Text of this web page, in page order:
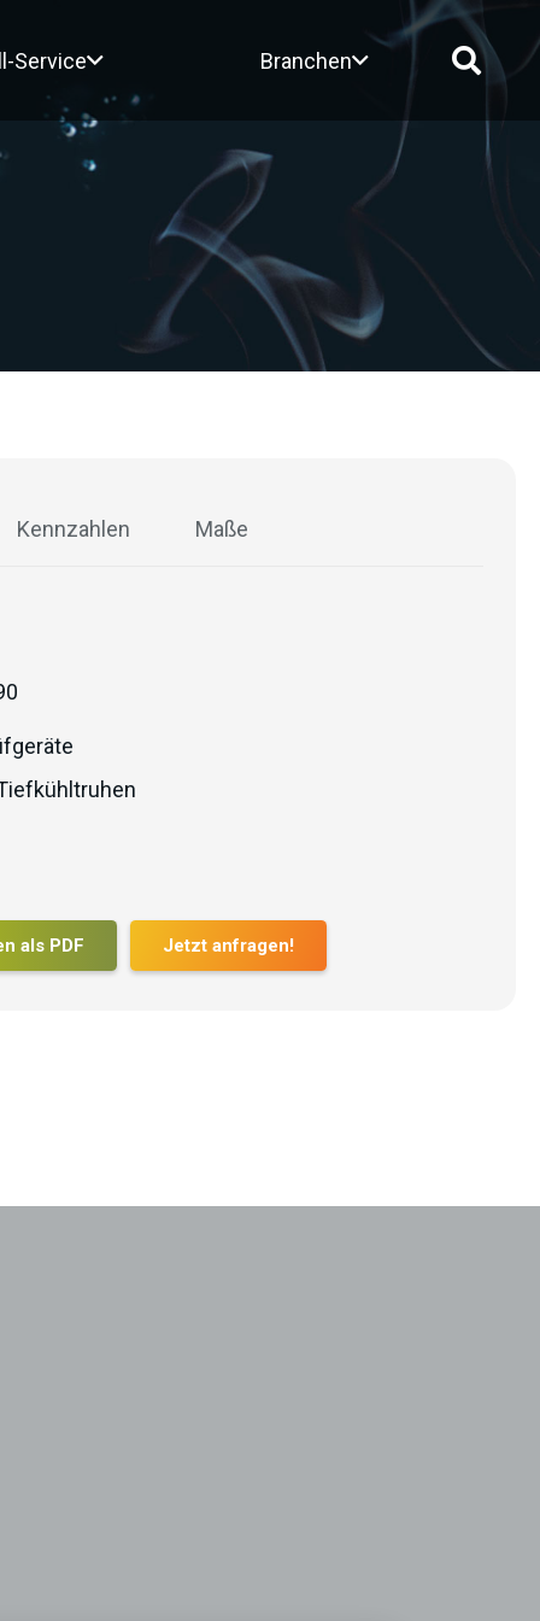
Service Branchen
Kennzahlen Maße
als PDF Jetzt anfragen!